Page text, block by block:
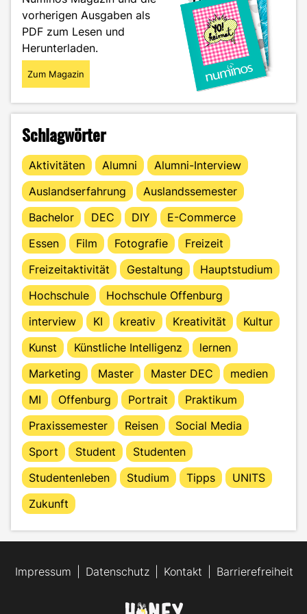
vorherigen Ausgaben als
PDF zum Lesen und
Herunterladen.
Zum Magazin
Schlagwörter
Aktivitäten Alumni
Alumni-Interview
Auslandserfahrung
Auslandssemester
Bachelor
DEC DIY
E-Commerce
Essen
Film Fotografie
Freizeit
Freizeitaktivität
Gestaltung
Hauptstudium
Hochschule
Hochschule Offenburg
interview
KI kreativ Kreativität
Kultur
Kunst
Künstliche Intelligenz
lernen
Marketing
Master Master DEC
medien
MI
Offenburg Portrait
Praktikum
Praxissemester
Reisen
Social Media
Sport
Student
Studenten
Studentenleben
Studium Tipps
UNITS
Zukunft
Impressum Datenschutz Kontakt Barrierefreiheit